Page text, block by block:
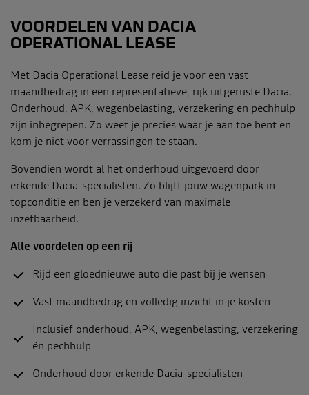
VOORDELEN VAN DACIA
OPERATIONAL LEASE
Met Dacia Operational Lease reid je voor een vast
maandbedrag in een representatieve, rijk uitgeruste Dacia.
Onderhoud, APK, wegenbelasting, verzekering en pechhulp
zijn inbegrepen. Zo weet je precies waar je aan toe bent en
kom je niet voor verrassingen te staan.
Bovendien wordt al het onderhoud uitgevoerd door
erkende Dacia-specialisten. Zo blijft jouw wagenpark in
topconditie en ben je verzekerd van maximale
inzetbaarheid.
Alle voordelen op een rij
Rijd een gloednieuwe auto die past bij je wensen
Vast maandbedrag en volledig inzicht in je kosten
Inclusief onderhoud, APK, wegenbelasting, verzekering
én pechhulp
Onderhoud door erkende Dacia-specialisten